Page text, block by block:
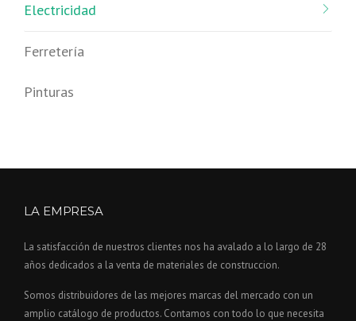
Electricidad
Ferretería
Pinturas
LA EMPRESA
La satisfacción de nuestros clientes nos ha avalado a lo largo de 28
años dedicados a la venta de materiales de construccion.
Somos distribuidores de las mejores marcas del mercado con un
amplio catálogo de productos. Contamos con todo lo que necesita